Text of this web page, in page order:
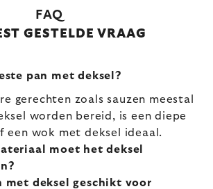
FAQ
GESTELDE VRAAG
pan met deksel?
gerechten zoals sauzen meestal
worden bereid, is een diepe
een wok met deksel ideaal.
moet het deksel
met deksel geschikt voor